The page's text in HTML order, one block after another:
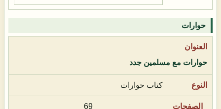
حوارات
حوارات مع مسلمين جدد
كتاب حوارات
69